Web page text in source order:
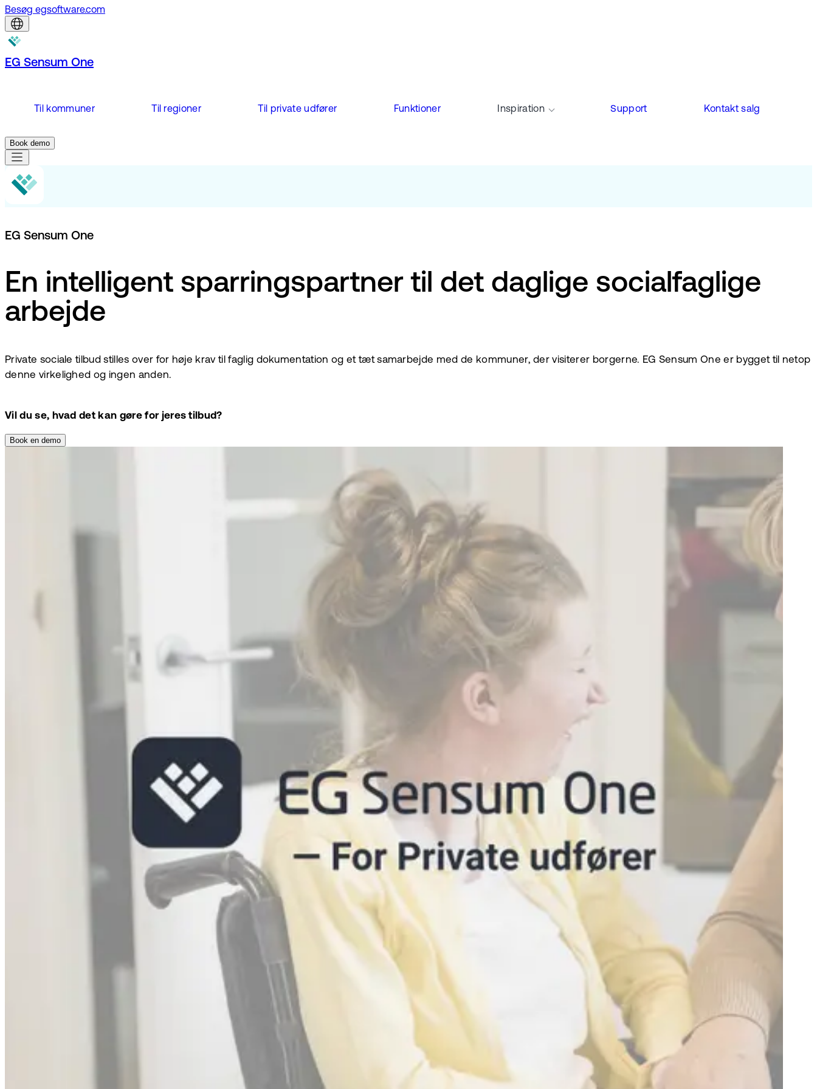
Besøg egsoftware.com
EG Sensum One
Til kommuner Til regioner Til private udfører Funktioner Inspiration Support Kontakt salg
Book demo
EG Sensum One
En intelligent sparringspartner til det daglige socialfaglige
arbejde
Private sociale tilbud stilles over for høje krav til faglig dokumentation og et tæt samarbejde med de kommuner, der visiterer borgerne. EG Sensum One er bygget til netop
denne virkelighed og ingen anden.
Vil du se, hvad det kan gøre for jeres tilbud?
Book en demo